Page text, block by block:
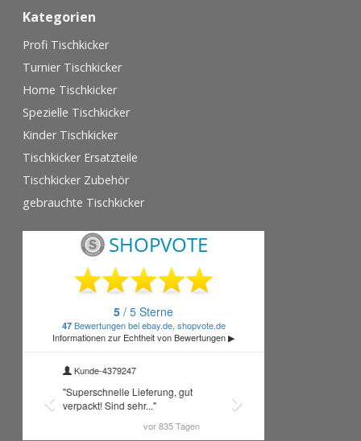
Kategorien
Profi Tischkicker
Turnier Tischkicker
Home Tischkicker
Spezielle Tischkicker
Kinder Tischkicker
Tischkicker Ersatzteile
Tischkicker Zubehör
gebrauchte Tischkicker